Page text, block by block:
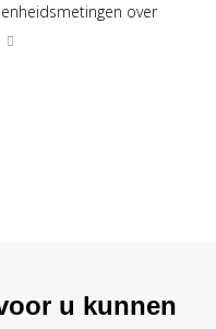
over
u kunnen